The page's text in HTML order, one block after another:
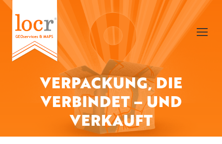
VERPACKUNG, DIE
VERBINDET – UND
VERKAUFT
Sie befinden sich hier: